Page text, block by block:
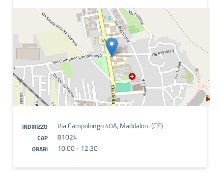
INDIRIZZO Via Campolongo 40A, Maddaloni (CE)
CAP 81024
ORARI 10:00 - 12:30